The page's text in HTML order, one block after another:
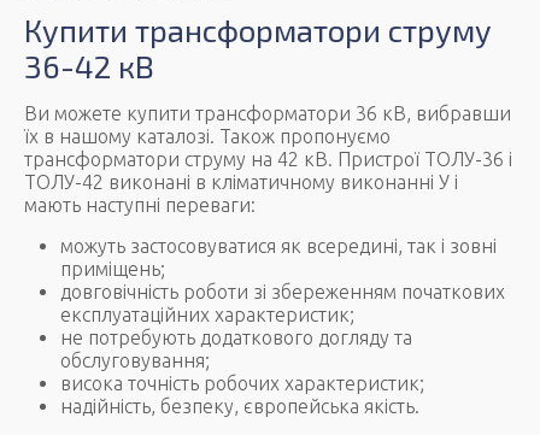
Купити трансформатори струму
36-42 кВ
Ви можете купити трансформатори 36 кВ, вибравши
їх в нашому каталозі. Також пропонуємо
трансформатори струму на 42 кВ. Пристрої ТОЛУ-36 і
ТОЛУ-42 виконані в кліматичному виконанні У і
мають наступні переваги: ​​
можуть застосовуватися як всередині, так і зовні
приміщень;
довговічність роботи зі збереженням початкових
експлуатаційних характеристик;
не потребують додаткового догляду та
обслуговування;
висока точність робочих характеристик;
надійність, безпеку, європейська якість.